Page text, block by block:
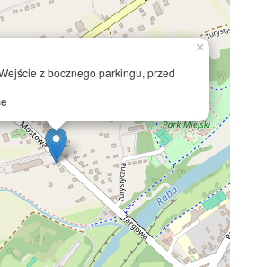
z bocznego parkingu, przed
×